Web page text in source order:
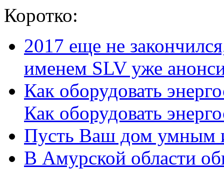
Коротко:
2017 еще не
именем SLV уже
Как оборудовать
Как оборудовать
Пусть Ваш дом умным
В Амурской области